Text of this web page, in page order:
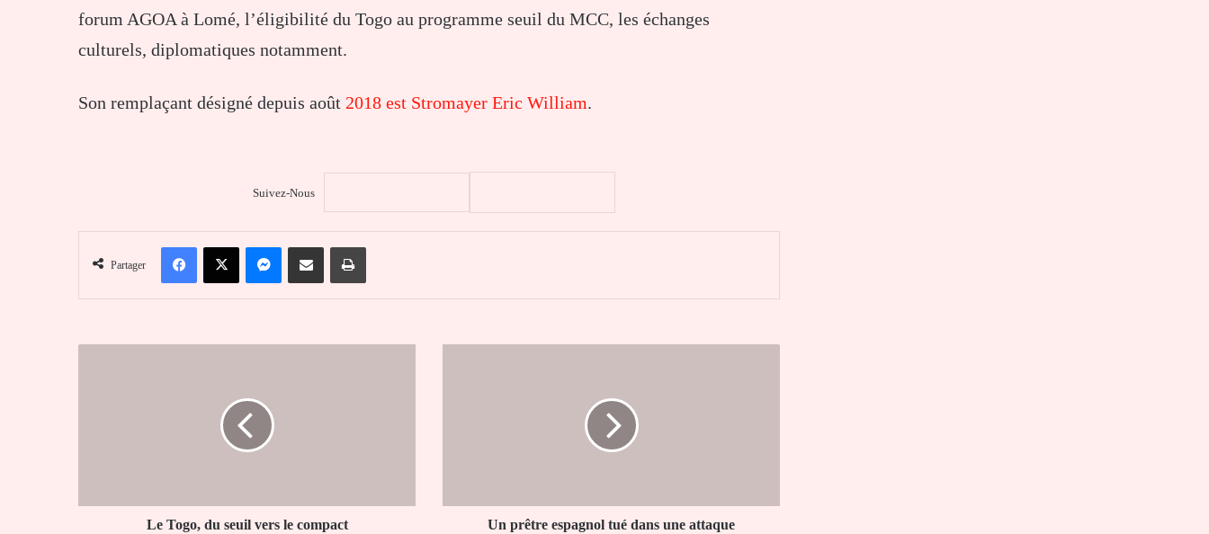
forum AGOA à Lomé, l’éligibilité du Togo au programme seuil du MCC, les échanges
culturels, diplomatiques notamment.
Son remplaçant désigné depuis août 2018 est Stromayer Eric William.
Suivez-Nous
Partager
FacebookX MessengerPartager par email Imprimer
Le Togo, du seuil vers le compact
à
Un prêtre espagnol tué dans une attaque